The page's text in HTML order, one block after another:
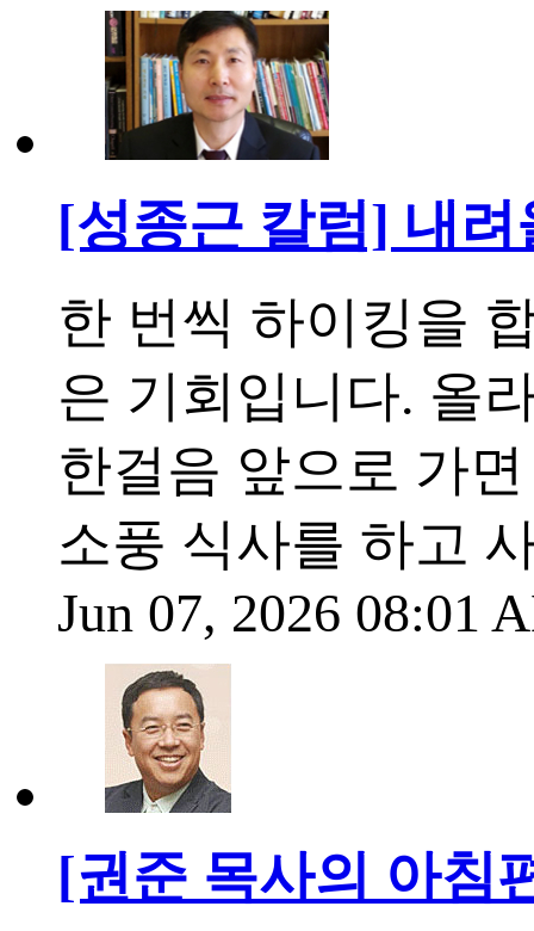
[성종근 칼럼] 내려
한 번씩 하이킹을
은 기회입니다. 올
한걸음 앞으로 가
소풍 식사를 하고
Jun 07, 2026 08:01
[권준 목사의 아침